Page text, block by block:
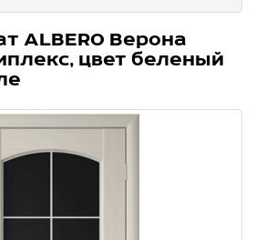
ALBERO Верона
цвет беленый